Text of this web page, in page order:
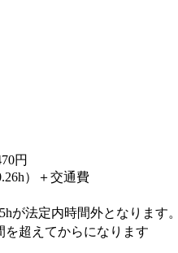
円
）＋交通費
が法定内時間外となります。
超えてからになります